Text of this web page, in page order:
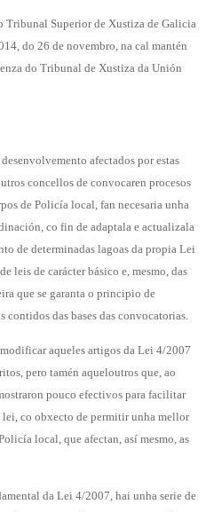
Tribunal Superior de Xustiza de Galicia
do 26 de novembro, na cal mantén
do Tribunal de Xustiza da Unión
afectados por estas
concellos de convocaren procesos
de Policía local, fan necesaria unha
co fin de adaptala e actualizala
de determinadas lagoas da propia Lei
leis de carácter básico e, mesmo, das
que se garanta o principio de
das bases das convocatorias.
aqueles artigos da Lei 4/2007
pero tamén aqueloutros que, ao
pouco efectivos para facilitar
lei, co obxecto de permitir unha mellor
local, que afectan, así mesmo, as
da Lei 4/2007, hai unha serie de